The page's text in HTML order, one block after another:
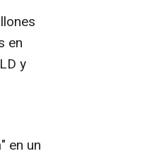
en
y
en un